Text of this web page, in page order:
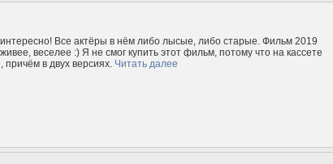
Все актёры в нём либо лысые, либо старые. Фильм 2019
веселее :) Я не смог купить этот фильм, потому что на кассете
причём в двух версиях. Читать далее